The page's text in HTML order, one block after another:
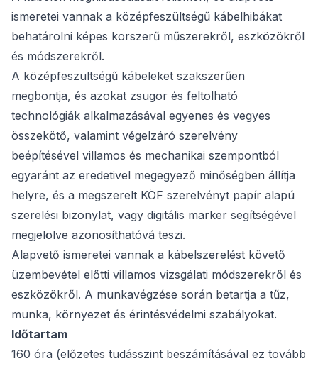
ismeretei vannak a középfeszültségű kábelhibákat
behatárolni képes korszerű műszerekről, eszközökről
és módszerekről.
A középfeszültségű kábeleket szakszerűen
megbontja, és azokat zsugor és feltolható
technológiák alkalmazásával egyenes és vegyes
összekötő, valamint végelzáró szerelvény
beépítésével villamos és mechanikai szempontból
egyaránt az eredetivel megegyező minőségben állítja
helyre, és a megszerelt KÖF szerelvényt papír alapú
szerelési bizonylat, vagy digitális marker segítségével
megjelölve azonosíthatóvá teszi.
Alapvető ismeretei vannak a kábelszerelést követő
üzembevétel előtti villamos vizsgálati módszerekről és
eszközökről. A munkavégzése során betartja a tűz,
munka, környezet és érintésvédelmi szabályokat.
Időtartam
160 óra (előzetes tudásszint beszámításával ez tovább